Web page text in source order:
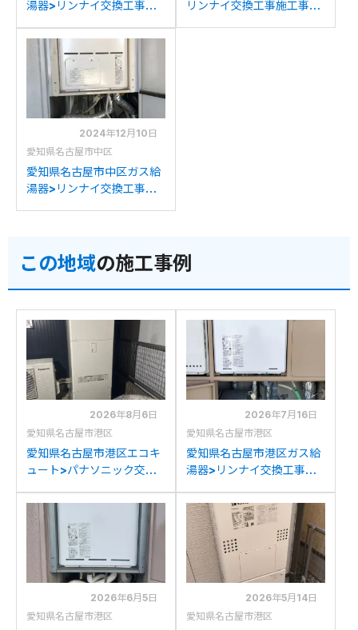
湯器>リンナイ交換工事施
2001ATからリンナイ
RVD-A2000SAT(B)への
交換
リンナイ交換工事施工事
2024年12月10日
愛知県名古屋市中区
愛知県名古屋市中区ガス給
湯器>リンナイ交換工事施
交換
この地域の施工事例
2026年8月6日
愛知県名古屋市港区
愛知県名古屋市港区エコキ
ュート>パナソニック交換
TU-37KFVからパナソニッ
クHE-S37LQSへの交換
2026年7月16日
愛知県名古屋市港区
愛知県名古屋市港区ガス給
湯器>リンナイ交換工事施
1608SAWからリンナイ
RUF-A2005SAW(C)への
交換
2026年6月5日
愛知県名古屋市港区
2026年5月14日
愛知県名古屋市港区